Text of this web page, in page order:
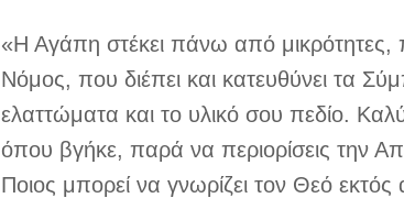
«Η Αγάπη στέκει πάνω από μικρότητες,
Νόμος, που διέπει και κατευθύνει τα
ελαττώματα και το υλικό σου πεδίο.
όπου βγήκε, παρά να περιορίσεις την
Ποιος μπορεί να γνωρίζει τον Θεό